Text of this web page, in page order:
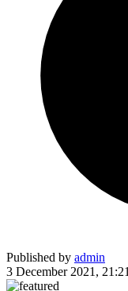
Published by admin
3 December 2021, 21:21